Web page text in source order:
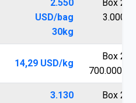
2.550
USD/bag
30kg
Box
14,29 USD/kg
Box
700.000
3.130
Box